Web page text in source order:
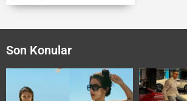
Son Konular